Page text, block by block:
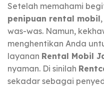
Setelah memahami
penipuan rental mobil
was-was. Namun,
menghentikan Anda
layanan Rental Mobil
nyaman. Di sinilah
sekadar sebagai